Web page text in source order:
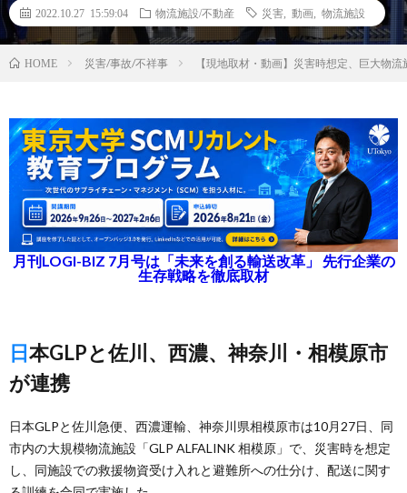
2022.10.27 15:59:04 物流施設/不動産 災害 動画 物流施設
HOME 災害/事故/不祥事 【現地取材・動画】災害時想定、巨大物
月刊LOGI-BIZ 7月号は「未来を創る輸送改革」 先行企業の
生存戦略を徹底取材
日本GLPと佐川、西濃、神奈川・相模原市
が連携
日本GLPと佐川急便、西濃運輸、神奈川県相模原市は10月27日、同
市内の大規模物流施設「GLP ALFALINK 相模原」で、災害時を想定
し、同施設での救援物資受け入れと避難所への仕分け、配送に関す